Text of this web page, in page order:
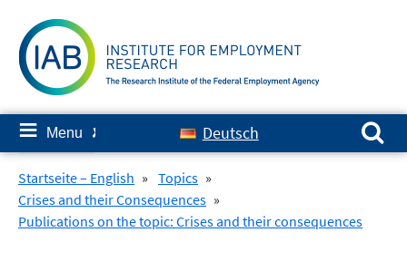
content
≡ Menu ✘ Deutsch
Search for:
Startseite – English » Topics »
Crises and their Consequences »
Publications on the topic: Crises and their consequences